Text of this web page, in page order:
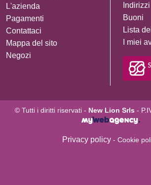
L'azienda
Pagamenti
Contattaci
Mappa del sito
Negozi
Indirizzi
Buoni
Lista
I miei
© Tutti i diritti riservati - New Lion Srls -
Privacy policy - Cookie